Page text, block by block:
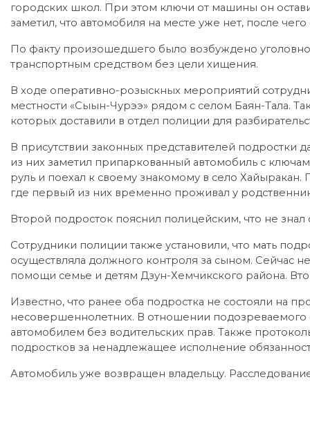
городских школ. При этом ключи от машины он
заметил, что автомобиля на месте уже нет, после
По факту произошедшего было возбуждено
транспортным средством без цели хищения.
В ходе оперативно-розыскных мероприятий
местности «Сыын-Чурээ» рядом с селом Баян-Тала.
которых доставили в отдел полиции для
В присутствии законных представителей подростки
из них заметил припаркованный автомобиль с
руль и поехал к своему знакомому в село
где первый из них временно проживал у
Второй подросток пояснил полицейским, что не знал
Сотрудники полиции также установили, что мать
осуществляла должного контроля за сыном.
помощи семье и детям Дзун-Хемчикского района.
Известно, что ранее оба подростка не состояли на
несовершеннолетних. В отношении подозреваемого
автомобилем без водительских прав. Также
подростков за ненадлежащее исполнение
Автомобиль уже возвращен владельцу.